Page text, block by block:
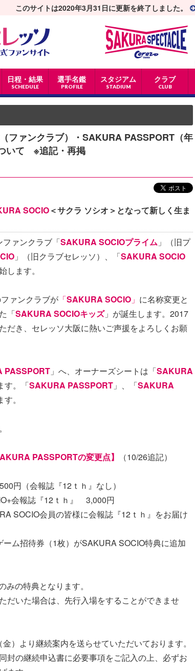
日程・結果
SCHEDULE
選手名鑑
PROFILE
スタジアム
STADIUM
クラブ
CLUB
このサイトは2020年3月31日に更新を終了しました。
ファンクラブ）・SAKURA PASSPORT（年
いて ※追記・再掲
SOCIO＜サクラ ソシオ＞となって新しく生ま
ァンクラブ「SAKURA SOCIOプライム 」（旧プ
」（旧クラブセレッソ）、「SAKURA SOCIO
します。
ァンクラブが 「SAKURA SOCIO 」 に名称変更と
「SAKURA SOCIOキッズ」が誕生します。2017
だき、セレッソ大阪に熱いご声援をよろしくお願
PASSPORT 」へ、オーナーズシートは「SAKURA
す。「SAKURA PASSPORT 」、「SAKURA
。
PASSPORTの変更点】
（10/26追記）
円（会報誌『12ｔｈ』なし）
会報誌『12ｔｈ』 3,000円
SOCIO会員の皆様に会報誌『12ｔｈ』をお届け
ム招待券（1枚）がSAKURA SOCIO特典に追加
の特典となります。
だいた場合は、先行入場をすることができませ
）より継続案内を送らせていただいております。
封の継続申込書に必要事項をご記入の上、必ずお